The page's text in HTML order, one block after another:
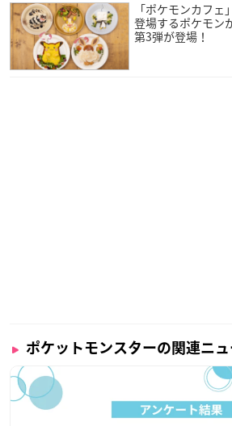
「ポケモンカフ
登場するポケモン
第3弾が登場！
ポケットモンスターの関連ニ